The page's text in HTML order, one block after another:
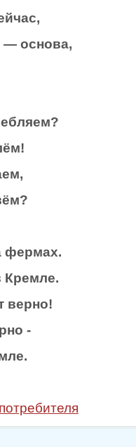
— основа,
фермах.
Кремле.
верно!
-